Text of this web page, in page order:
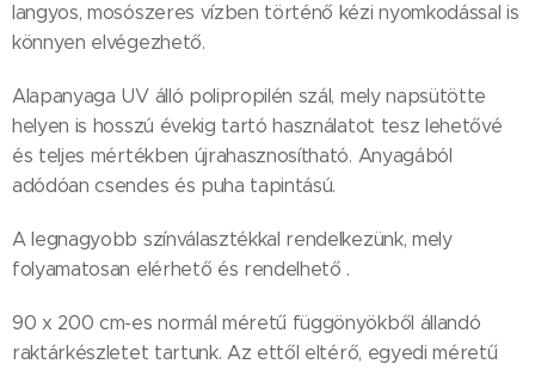
langyos, mosószeres vízben történő kézi nyomkodással is
könnyen elvégezhető.
Alapanyaga UV álló polipropilén szál, mely napsütötte
helyen is hosszú évekig tartó használatot tesz lehetővé
és teljes mértékben újrahasznosítható. Anyagából
adódóan csendes és puha tapintású.
A legnagyobb színválasztékkal rendelkezünk, mely
folyamatosan elérhető és rendelhető .
90 x 200 cm-es normál méretű függönyökből állandó
raktárkészletet tartunk. Az ettől eltérő, egyedi méretű